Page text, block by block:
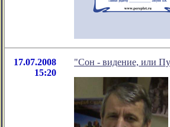
17.07.2008
15:20
"Сон - видение, или